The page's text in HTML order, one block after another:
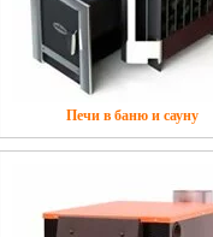
Печи в баню и сауну